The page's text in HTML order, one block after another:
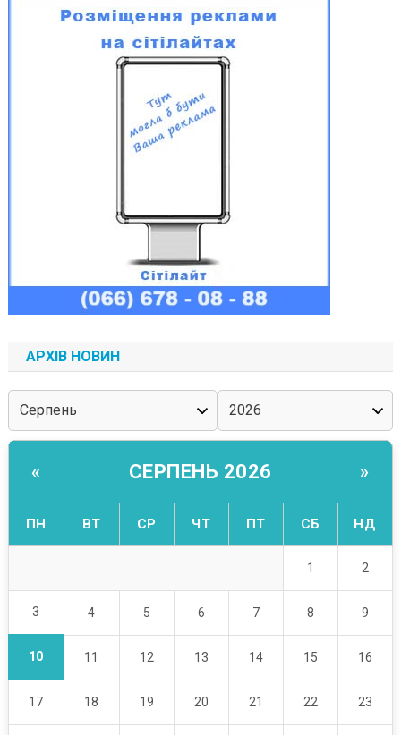
АРХІВ НОВИН
« СЕРПЕНЬ 2026 »
ПН ВТ СР ЧТ ПТ СБ НД
1 2
3 4 5 6 7 8 9
10 11 12 13 14 15 16
17 18 19 20 21 22 23